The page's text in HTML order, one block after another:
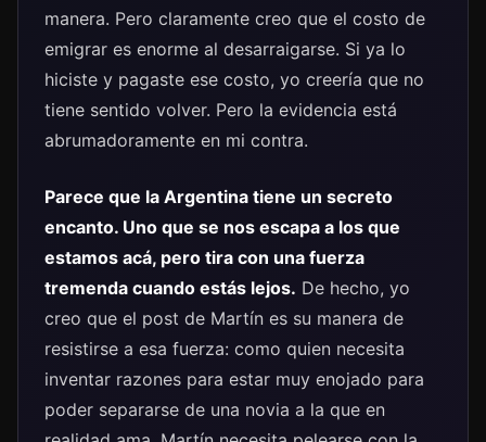
manera. Pero claramente creo que el costo de
emigrar es enorme al desarraigarse. Si ya lo
hiciste y pagaste ese costo, yo creería que no
tiene sentido volver. Pero la evidencia está
abrumadoramente en mi contra.
Parece que la Argentina tiene un secreto
encanto. Uno que se nos escapa a los que
estamos acá, pero tira con una fuerza
tremenda cuando estás lejos. De hecho, yo
creo que el post de Martín es su manera de
resistirse a esa fuerza: como quien necesita
inventar razones para estar muy enojado para
poder separarse de una novia a la que en